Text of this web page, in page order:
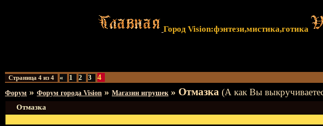
Город Vision:фэнтези,мистика,готика
Страница 4 из 4 « 1 2 3 4
Форум » Форум города Vision » Магазин игрушек » Отмазка (А как Вы
Отмазка